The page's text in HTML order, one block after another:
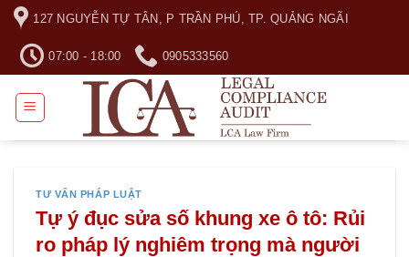
Skip
content
127 NGUYỄN TỰ TÂN, P TRẦN PHÚ, TP. QUẢNG NGÃI
07:00 - 18:00 0905333560
TƯ VẤN PHÁP LUẬT
Tự ý đục sửa số khung xe ô tô: Rủi
ro pháp lý nghiêm trọng mà người